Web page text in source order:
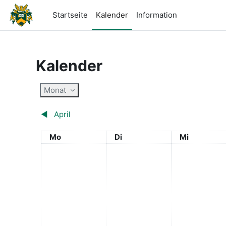
Zum Hauptinhalt
Startseite
Kalender Information
Kalender
Monat
◀︎ April
Montag
Mo Dienstag
Di Mittwoch
Mi